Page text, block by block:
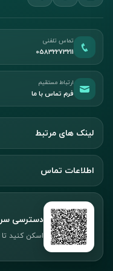
تماس تلفنی
05832273211
ارتباط مستقیم
فرم تماس با ما
لینک های مرتبط
اطلاعات تماس
دسترسی
اسکن کنید